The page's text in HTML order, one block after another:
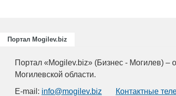
Портал Mogilev.biz
Портал «Mogilev.biz» (Бизнес - Могилев) –
Могилевской области.
E-mail: info@mogilev.biz Контактные